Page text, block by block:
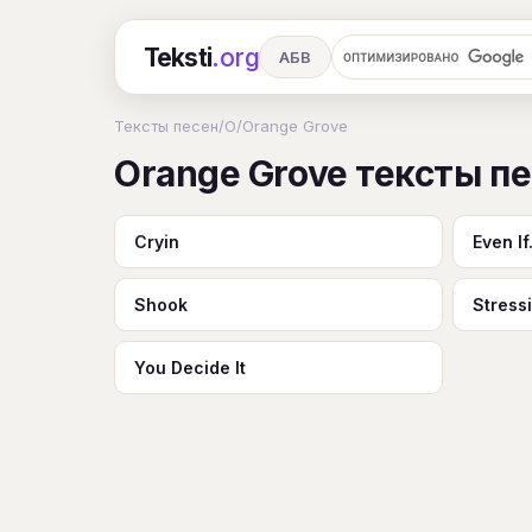
Teksti.org АБВ
Ч Ш Э Ю Я En A
Тексты песен/O/Orange Grove
Orange Grove тексты
Cryin Even
Shook
You Decide It